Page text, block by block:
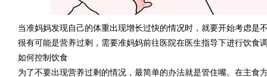
当准妈妈发现自己的体重出现增长过快的情况时，就要开始考虑是
很有可能是营养过剩，需要准妈妈前往医院在医生指导下进行饮食
如何控制饮食
为了不要出现营养过剩的情况，最简单的办法就是管住嘴。在主食